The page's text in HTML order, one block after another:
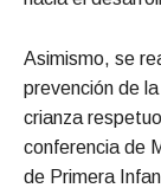
Asimismo, se
prevención de
crianza
conferencia de
de Primera